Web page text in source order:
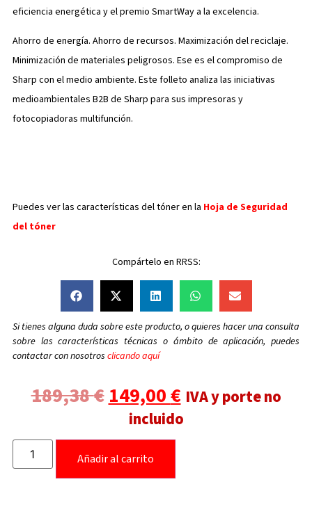
eficiencia energética y el premio SmartWay a la excelencia.
Ahorro de energía. Ahorro de recursos. Maximización del reciclaje.
Minimización de materiales peligrosos. Ese es el compromiso de
Sharp con el medio ambiente. Este folleto analiza las iniciativas
medioambientales B2B de Sharp para sus impresoras y
fotocopiadoras multifunción.
Puedes ver las características del tóner en la Hoja de Seguridad
del tóner
Compártelo en RRSS:
Si tienes alguna duda sobre este producto, o quieres hacer una consulta
sobre las características técnicas o ámbito de aplicación, puedes
contactar con nosotros clicando aquí
189,38€ 149,00€ IVA y porte no
incluido
Añadir al carrito